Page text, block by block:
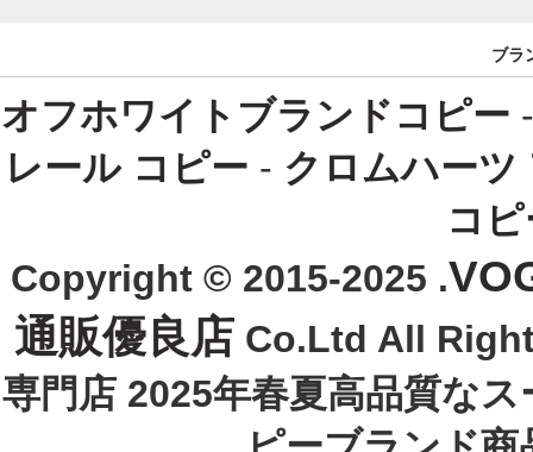
ブラ
オフホワイトブランドコピー
レール コピー - クロムハーツ
コ
Copyright © 2015-2025 .
通販優良店 Co.Ltd All
専門店 2025年春夏高品質な